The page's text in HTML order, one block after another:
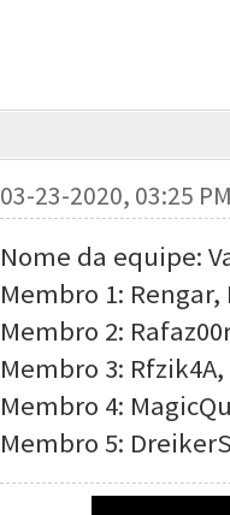
03-23-2020, 03:25
Nome da equipe:
Membro 1:
Membro 2:
Membro 3:
Membro 4:
Membro 5: